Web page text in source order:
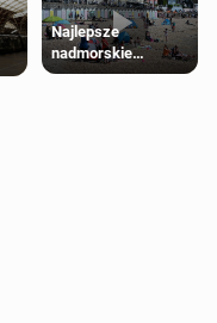
Najlepsze
nadmorskie
miasteczko blisko